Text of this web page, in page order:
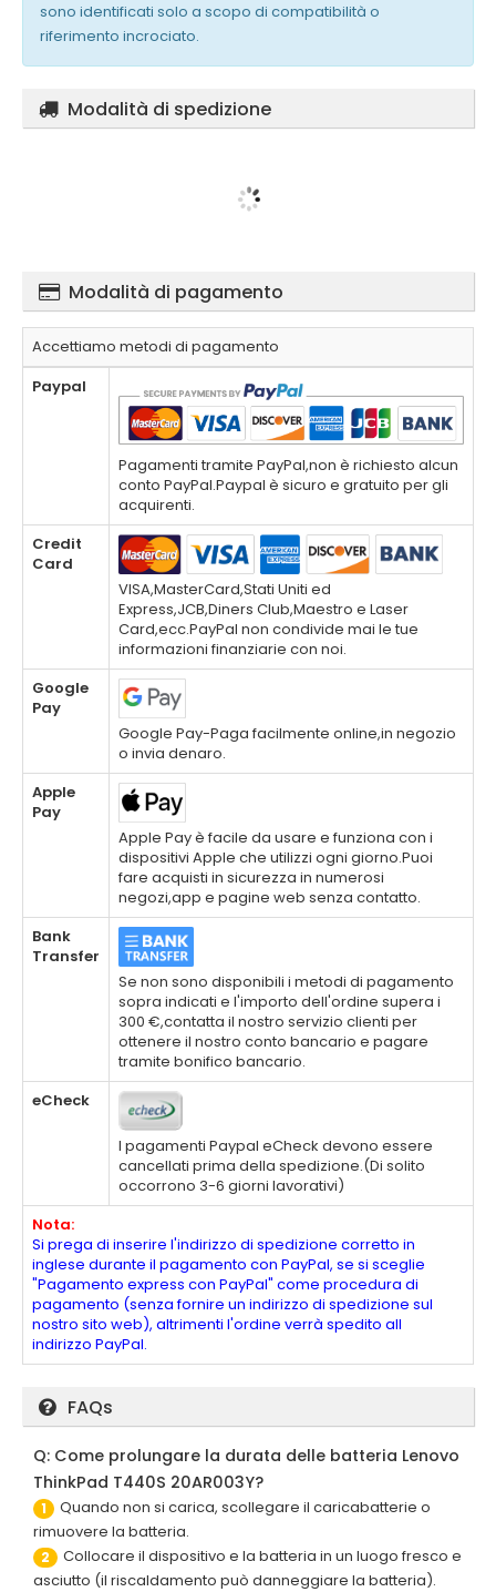
sono identificati solo a scopo di compatibilità o
riferimento incrociato.
Modalità di spedizione
Modalità di pagamento
Accettiamo metodi di pagamento
Paypal
Pagamenti tramite PayPal,non è richiesto alcun
conto PayPal.Paypal è sicuro e gratuito per gli
acquirenti.
Credit
Card
VISA,MasterCard,Stati Uniti ed
Express,JCB,Diners Club,Maestro e Laser
Card,ecc.PayPal non condivide mai le tue
informazioni finanziarie con noi.
Google
Pay
Google Pay-Paga facilmente online,in negozio
o invia denaro.
Apple
Pay
Apple Pay è facile da usare e funziona con i
dispositivi Apple che utilizzi ogni giorno.Puoi
fare acquisti in sicurezza in numerosi
negozi,app e pagine web senza contatto.
Bank
Transfer
Se non sono disponibili i metodi di pagamento
sopra indicati e l'importo dell'ordine supera i
300 €,contatta il nostro servizio clienti per
ottenere il nostro conto bancario e pagare
tramite bonifico bancario.
eCheck
I pagamenti Paypal eCheck devono essere
cancellati prima della spedizione.(Di solito
occorrono 3-6 giorni lavorativi)
Nota:
Si prega di inserire l'indirizzo di spedizione corretto in
inglese durante il pagamento con PayPal, se si sceglie
"Pagamento express con PayPal" come procedura di
pagamento (senza fornire un indirizzo di spedizione sul
nostro sito web), altrimenti l'ordine verrà spedito all
indirizzo PayPal.
FAQs
Q: Come prolungare la durata delle batteria Lenovo
ThinkPad T440S 20AR003Y?
1
Quando non si carica, scollegare il caricabatterie o
rimuovere la batteria.
2
Collocare il dispositivo e la batteria in un luogo fresco e
asciutto (il riscaldamento può danneggiare la batteria).